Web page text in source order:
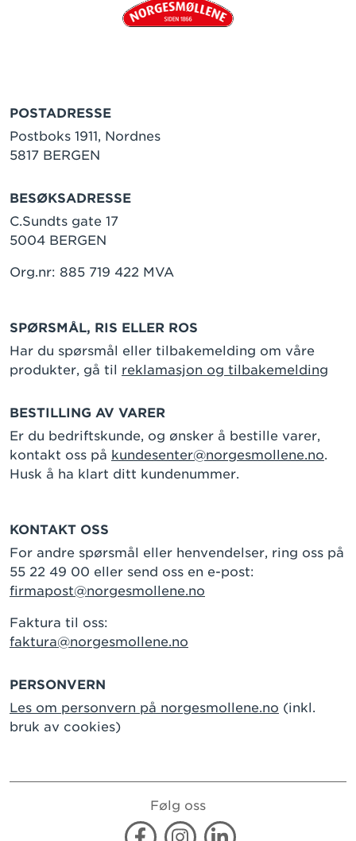
POSTADRESSE
Postboks 1911, Nordnes
5817 BERGEN
BESØKSADRESSE
C.Sundts gate 17
5004 BERGEN
Org.nr: 885 719 422 MVA
SPØRSMÅL, RIS ELLER ROS
Har du spørsmål eller tilbakemelding om våre
produkter, gå til reklamasjon og tilbakemelding
BESTILLING AV VARER
Er du bedriftskunde, og ønsker å bestille varer,
kontakt oss på kundesenter@norgesmollene.no.
Husk å ha klart ditt kundenummer.
KONTAKT OSS
For andre spørsmål eller henvendelser, ring oss på
55 22 49 00 eller send oss en e-post:
firmapost@norgesmollene.no
Faktura til oss:
faktura@norgesmollene.no
PERSONVERN
Les om personvern på norgesmollene.no (inkl.
bruk av cookies)
Følg oss